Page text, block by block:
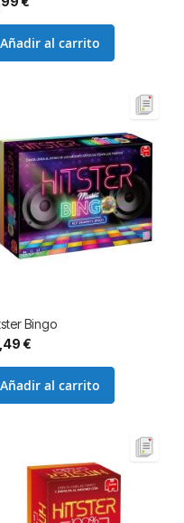
Añadir al carrito
Bingo
€
Añadir al carrito